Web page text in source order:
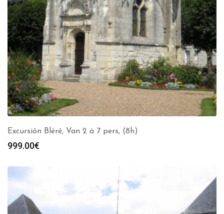
Excursión Bléré, Van 2 à 7 pers, (8h)
999.00€